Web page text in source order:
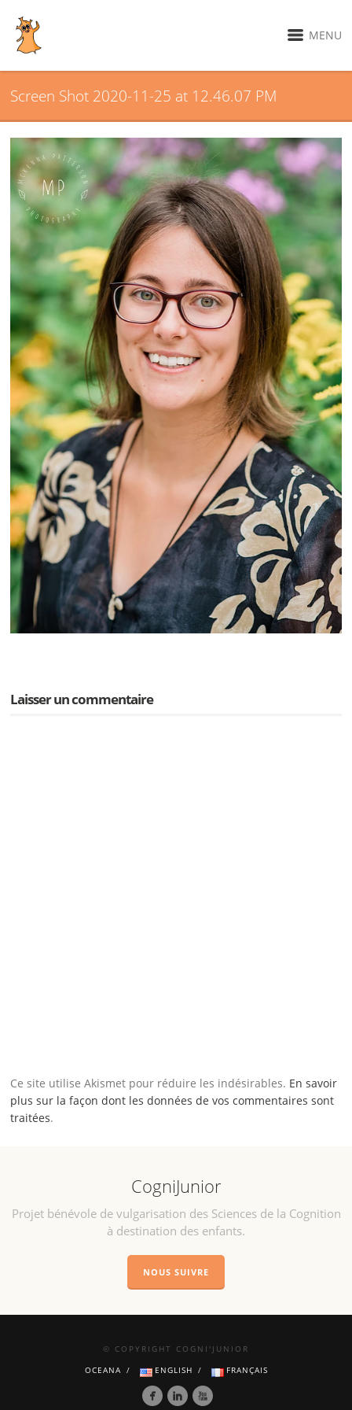
MENU
Screen Shot 2020-11-25 at 12.46.07 PM
Laisser un commentaire
Ce site utilise Akismet pour réduire les indésirables. En savoir
plus sur la façon dont les données de vos commentaires sont
traitées.
CogniJunior
Projet bénévole de vulgarisation des Sciences de la Cognition
à destination des enfants.
NOUS SUIVRE
© COPYRIGHT COGNI'JUNIOR
OCEANA
ENGLISH FRANÇAIS